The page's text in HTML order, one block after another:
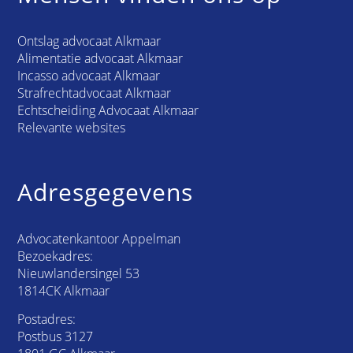
Ontslag advocaat Alkmaar
Alimentatie advocaat Alkmaar
Incasso advocaat Alkmaar
Strafrechtadvocaat Alkmaar
Echtscheiding Advocaat Alkmaar
Relevante websites
Adresgegevens
Advocatenkantoor Appelman
Bezoekadres:
Nieuwlandersingel 53
1814CK Alkmaar
Postadres:
Postbus 3127